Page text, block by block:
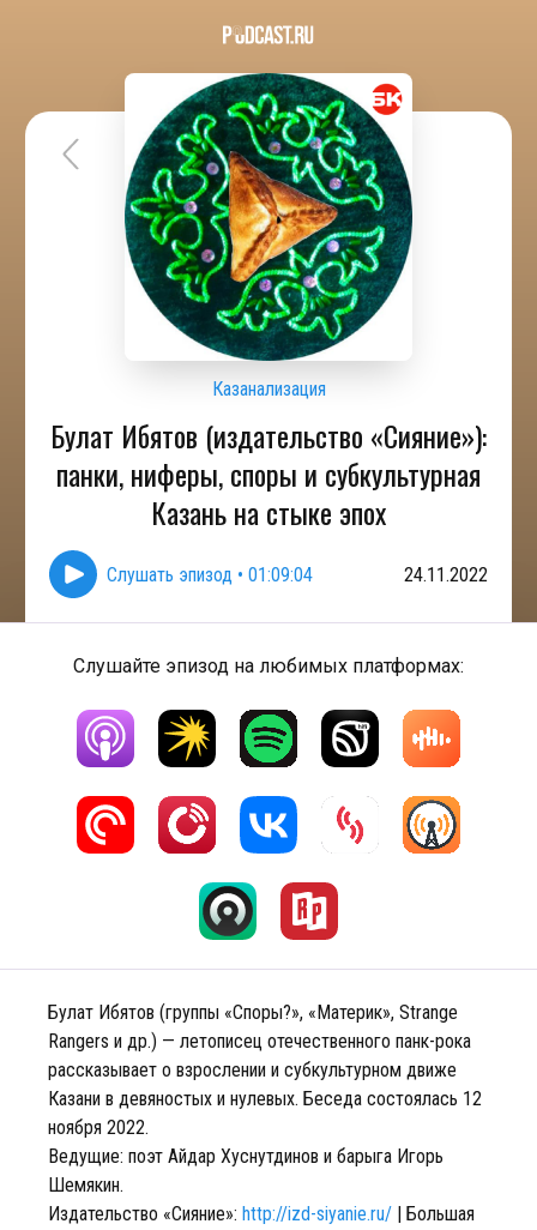
Казанализация
Булат Ибятов (издательство «Сияние»):
панки, ниферы, споры и субкультурная
Казань на стыке эпох
Слушать эпизод • 01:09:04 24.11.2022
Слушайте эпизод на любимых платформах:
Булат Ибятов (группы «Споры?», «Материк», Strange
Rangers и др.) — летописец отечественного панк-рока
рассказывает о взрослении и субкультурном движе
Казани в девяностых и нулевых. Беседа состоялась 12
ноября 2022.
Ведущие: поэт Айдар Хуснутдинов и барыга Игорь
Шемякин.
Издательство «Сияние»: http://izd-siyanie.ru/ | Большая